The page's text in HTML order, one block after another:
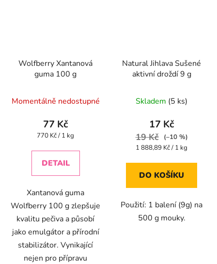
Wolfberry Xantanová
guma 100 g
hodnocení
produktu
je
z
Momentálně nedostupné
77 Kč
Měrná
770 Kč / 1 kg
DETAIL
Xantanová guma
Wolfberry 100 g zlepšuje
kvalitu pečiva a působí
jako emulgátor a přírodní
stabilizátor. Vynikající
nejen pro přípravu
Natural Jihlava Sušené
aktivní droždí 9 g
Skladem (5 ks)
17 Kč
19 Kč
(–10 %)
Měrná
1 888,89 Kč / 1 kg
DO KOŠÍKU
Použití: 1 balení (9g) na
500 g mouky.